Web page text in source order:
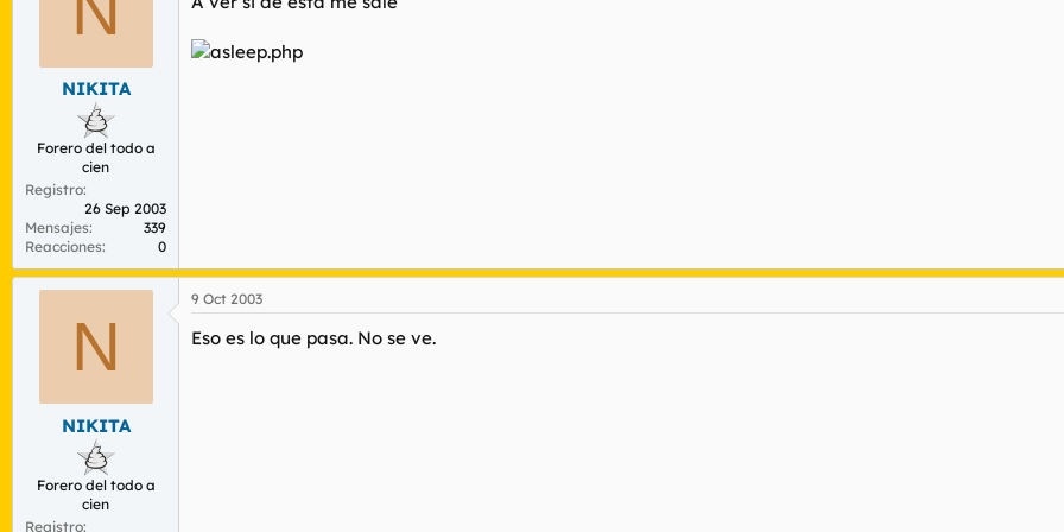
NIKITA
Forero del todo a
cien
Registro
26 Sep 2003
Mensajes
339
Reacciones
0
N
NIKITA
Forero del todo a
cien
Registro
9 Oct 2003
Eso es lo que pasa. No se ve.